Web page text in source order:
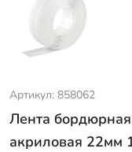
Артикул: 858062
Лента
акриловая 22мм